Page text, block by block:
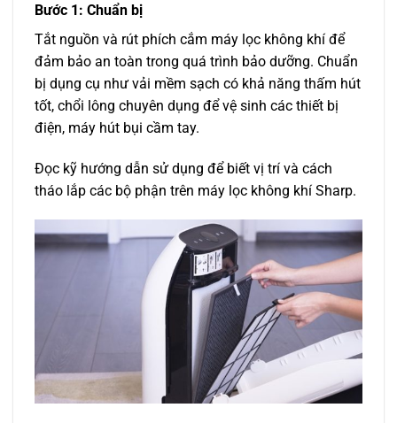
Bước 1: Chuẩn bị
Tắt nguồn và rút phích cắm máy lọc không khí để
đảm bảo an toàn trong quá trình bảo dưỡng. Chuẩn
bị dụng cụ như vải mềm sạch có khả năng thấm hút
tốt, chổi lông chuyên dụng để vệ sinh các thiết bị
điện, máy hút bụi cầm tay.
Đọc kỹ hướng dẫn sử dụng để biết vị trí và cách
tháo lắp các bộ phận trên máy lọc không khí Sharp.